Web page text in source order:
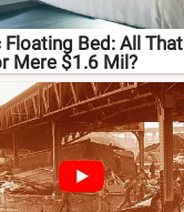
Bed: All That
Mere $1.6 Mil?